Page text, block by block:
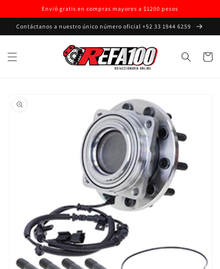
directamente
al contenido
Envió gratis en compras mayores a $1200 pesos
Contáctanos a nuestro único número oficial +52 33 1944 6259
Carrito
a la
información